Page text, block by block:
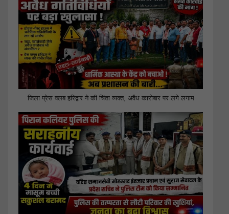
जिला प्रेस क्लब हरिद्वार ने की चिंता व्यक्त, अवैध कारोबार पर लगे लगाम